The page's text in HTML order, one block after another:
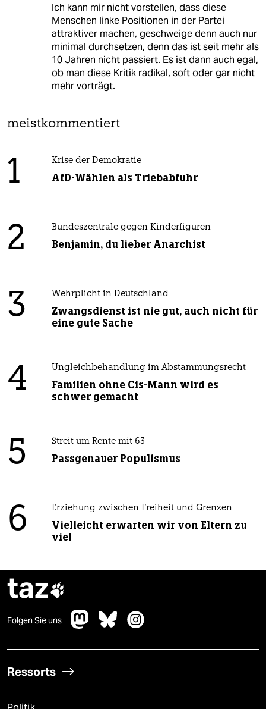
Ich kann mir nicht vorstellen, dass diese
Menschen linke Positionen in der Partei
attraktiver machen, geschweige denn auch nur
minimal durchsetzen, denn das ist seit mehr als
10 Jahren nicht passiert. Es ist dann auch egal,
ob man diese Kritik radikal, soft oder gar nicht
mehr vorträgt.
meistkommentiert
1 Krise der Demokratie
AfD-Wählen als Triebabfuhr
2 Bundeszentrale gegen Kinderfiguren
Benjamin, du lieber Anarchist
3 Wehrplicht in Deutschland
Zwangsdienst ist nie gut, auch nicht für
eine gute Sache
4 Ungleichbehandlung im Abstammungsrecht
Familien ohne Cis-Mann wird es
schwer gemacht
5 Streit um Rente mit 63
Passgenauer Populismus
6 Erziehung zwischen Freiheit und Grenzen
Vielleicht erwarten wir von Eltern zu
viel
taz
Folgen Sie uns
Ressorts